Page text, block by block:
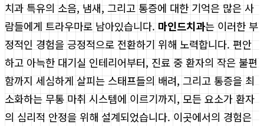
치과 특유의 소음, 냄새, 그리고 통증에 대한 기억은 많은 사
람들에게 트라우마로 남아있습니다. 마인드치과는 이러한 부
정적인 경험을 긍정적으로 전환하기 위해 노력합니다. 편안
하고 아늑한 대기실 인테리어부터, 진료 중 환자의 작은 불편
함까지 세심하게 살피는 스태프들의 배려, 그리고 통증을 최
소화하는 무통 마취 시스템에 이르기까지, 모든 요소가 환자
의 심리적 안정을 위해 설계되었습니다. 이곳에서의 경험은